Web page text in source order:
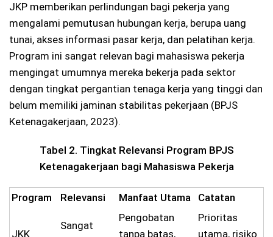
JKP memberikan perlindungan bagi pekerja yang
mengalami pemutusan hubungan kerja, berupa uang
tunai, akses informasi pasar kerja, dan pelatihan kerja.
Program ini sangat relevan bagi mahasiswa pekerja
mengingat umumnya mereka bekerja pada sektor
dengan tingkat pergantian tenaga kerja yang tinggi dan
belum memiliki jaminan stabilitas pekerjaan (BPJS
Ketenagakerjaan, 2023).
Tabel 2. Tingkat Relevansi Program BPJS
Ketenagakerjaan bagi Mahasiswa Pekerja
Program Relevansi Manfaat Utama Catatan
JKK
Sangat
Pengobatan
tanpa batas,
Prioritas
utama, risiko